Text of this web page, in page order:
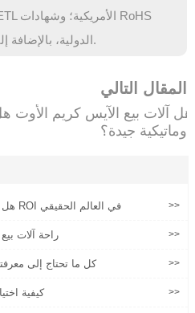
الدولية، بالإضافة إلى 24 براءة اختراع.
المقال التالي
هل آلات بيع الآيس كريم الأوت
وماتيكية جيدة؟
هل آلات بيع الآيس كريم مربحة؟تحليل ROI في العالم الحقيقي >>
راحة آلات >>
كل ما تحتاج إلى >>
كيفية >>